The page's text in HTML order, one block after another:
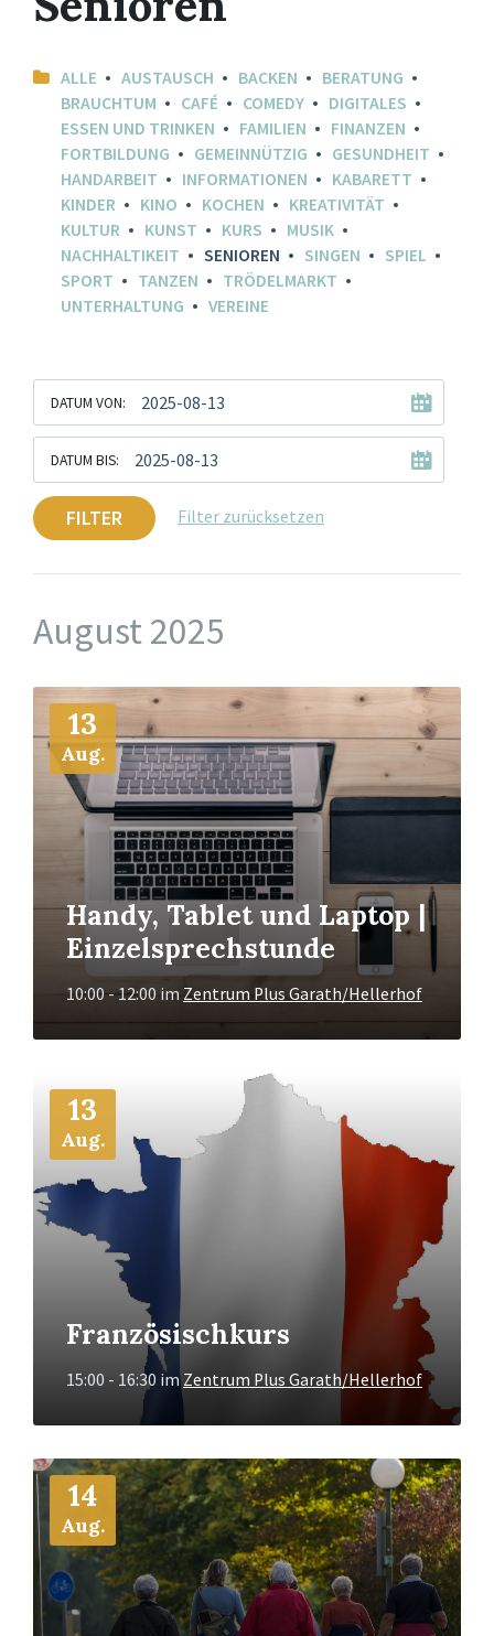
ALLE AUSTAUSCH BACKEN
BERATUNG
BRAUCHTUM
CAFÉ COMEDY
DIGITALES
ESSEN UND TRINKEN
FAMILIEN
FINANZEN
FORTBILDUNG
GEMEINNÜTZIG
GESUNDHEIT
HANDARBEIT
INFORMATIONEN
KABARETT
KINDER
KINO KOCHEN
KREATIVITÄT
KULTUR
KUNST KURS
MUSIK
NACHHALTIKEIT
SENIOREN SINGEN
SPIEL
SPORT
TANZEN
TRÖDELMARKT
UNTERHALTUNG
VEREINE
DATUM VON:
DATUM BIS:
FILTER Filter zurücksetzen
August 2025
13
Aug.
Handy, Tablet und Laptop |
Einzelsprechstunde
10:00 - 12:00 im Zentrum Plus Garath/Hellerhof
Mehr
13
Aug.
Französischkurs
15:00 - 16:30 imZentrum Plus Garath/Hellerhof
14
Aug.
Mehr
Info